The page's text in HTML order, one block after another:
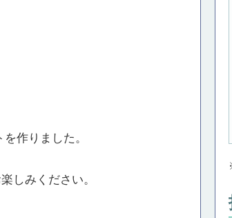
作りました。
しみください。